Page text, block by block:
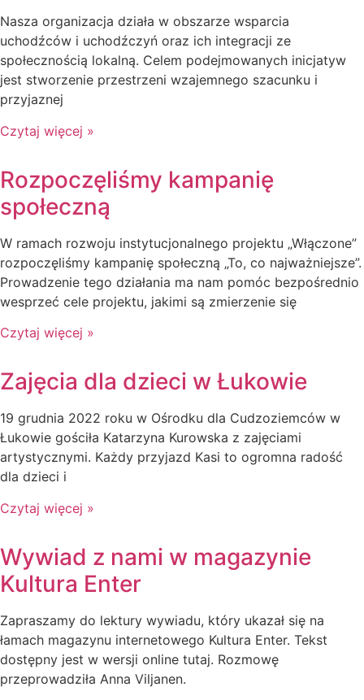
Nasza organizacja działa w obszarze wsparcia
uchodźców i uchodźczyń oraz ich integracji ze
społecznością lokalną. Celem podejmowanych inicjatyw
jest stworzenie przestrzeni wzajemnego szacunku i
przyjaznej
Czytaj więcej »
Rozpoczęliśmy kampanię
społeczną
W ramach rozwoju instytucjonalnego projektu „Włączone”
rozpoczęliśmy kampanię społeczną „To, co najważniejsze”.
Prowadzenie tego działania ma nam pomóc bezpośrednio
wesprzeć cele projektu, jakimi są zmierzenie się
Czytaj więcej »
Zajęcia dla dzieci w Łukowie
19 grudnia 2022 roku w Ośrodku dla Cudzoziemców w
Łukowie gościła Katarzyna Kurowska z zajęciami
artystycznymi. Każdy przyjazd Kasi to ogromna radość
dla dzieci i
Czytaj więcej »
Wywiad z nami w magazynie
Kultura Enter
Zapraszamy do lektury wywiadu, który ukazał się na
łamach magazynu internetowego Kultura Enter. Tekst
dostępny jest w wersji online tutaj. Rozmowę
przeprowadziła Anna Viljanen.